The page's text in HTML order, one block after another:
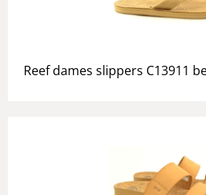
Reef dames slippers C13911